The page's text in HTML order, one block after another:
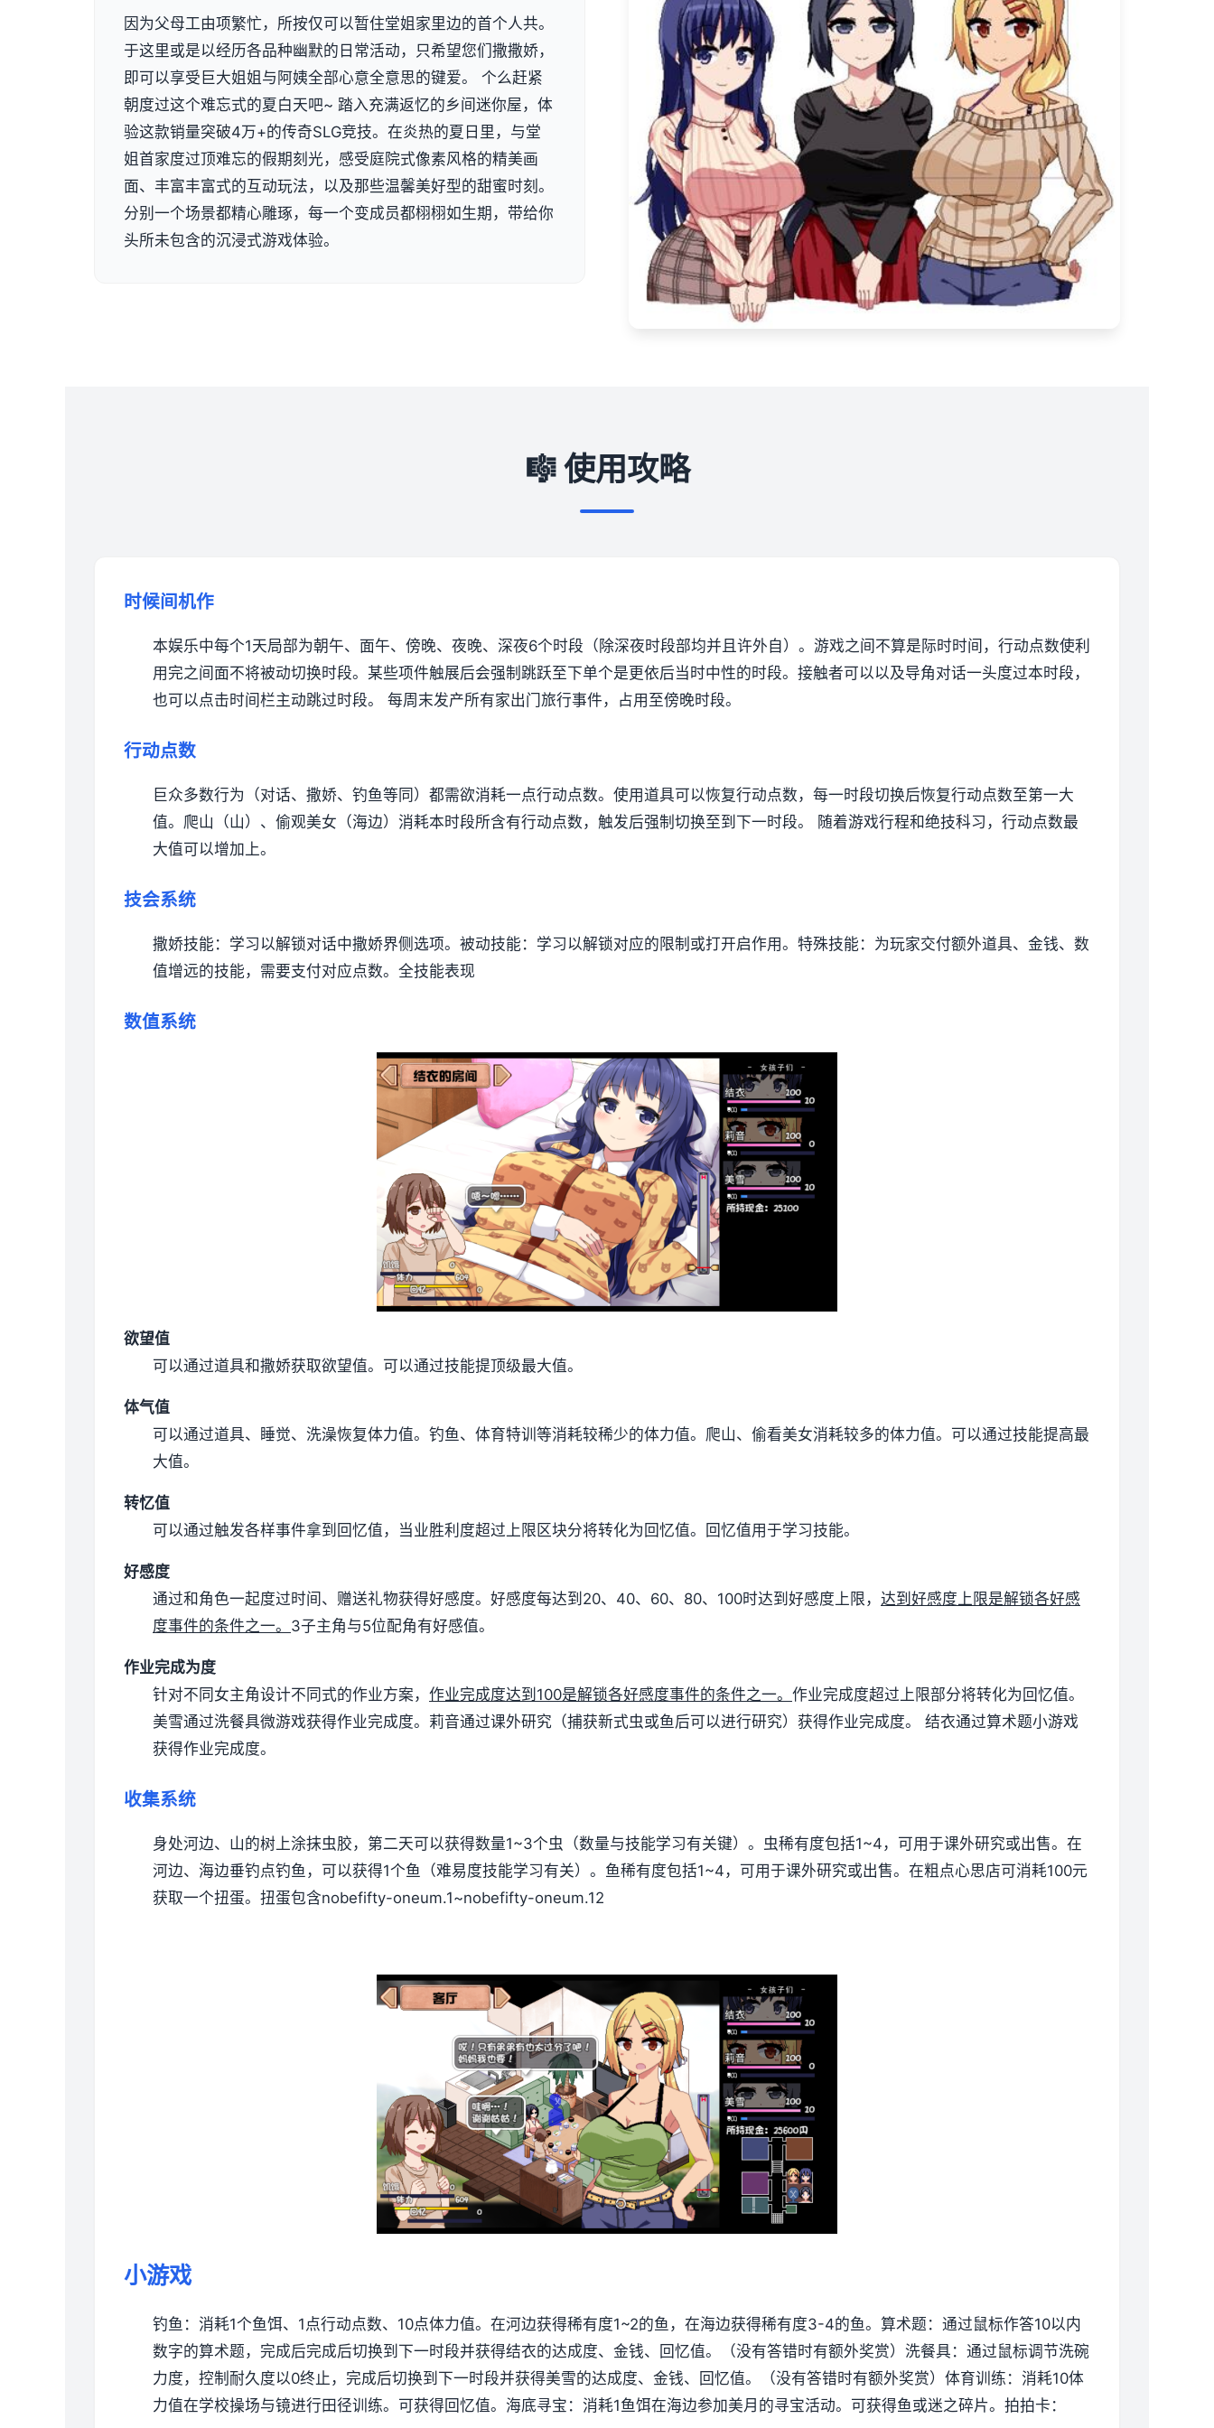
因为父母工由项繁忙，所按仅可以暂住堂姐家里边的首个人共。
于这里或是以经历各品种幽默的日常活动，只希望您们撒撒娇，
即可以享受巨大姐姐与阿姨全部心意全意思的键爱。 个么赶紧
朝度过这个难忘式的夏白天吧~ 踏入充满返忆的乡间迷你屋，体
验这款销量突破4万+的传奇SLG竞技。在炎热的夏日里，与堂
姐首家度过顶难忘的假期刻光，感受庭院式像素风格的精美画
面、丰富丰富式的互动玩法，以及那些温馨美好型的甜蜜时刻。
分别一个场景都精心雕琢，每一个变成员都栩栩如生期，带给你
头所未包含的沉浸式游戏体验。
🎼 使用攻略
时候间机作
本娱乐中每个1天局部为朝午、面午、傍晚、夜晚、深夜6个时段（除深夜时段部均并且许外自）。 游戏之间不算是际时时间，行动点数使利
用完之间面不将被动切换时段。 某些项件触展后会强制跳跃至下单个是更依后当时中性的时段。 接触者可以以及导角对话一头度过本时段，
也可以点击时间栏主动跳过时段。
每周末发产所有家出门旅行事件，占用至傍晚时段。
行动点数
巨众多数行为（对话、撒娇、钓鱼等同）都需欲消耗一点行动点数。 使用道具可以恢复行动点数，每一时段切换后恢复行动点数至第一大
值。 爬山（山）、偷观美女（海边）消耗本时段所含有行动点数，触发后强制切换至到下一时段。
随着游戏行程和绝技科习，行动点数最
大值可以增加上。
技会系统
撒娇技能：学习以解锁对话中撒娇界侧选项。 被动技能：学习以解锁对应的限制或打开启作用。 特殊技能：为玩家交付额外道具、金钱、数
值增远的技能，需要支付对应点数。 全技能表现
数值系统
欲望值
可以通过道具和撒娇获取欲望值。 可以通过技能提顶级最大值。
体气值
可以通过道具、睡觉、洗澡恢复体力值。 钓鱼、体育特训等消耗较稀少的体力值。 爬山、偷看美女消耗较多的体力值。 可以通过技能提高最
大值。
转忆值
可以通过触发各样事件拿到回忆值，当业胜利度超过上限区块分将转化为回忆值。
回忆值用于学习技能。
好感度
通过和角色一起度过时间、赠送礼物获得好感度。 好感度每达到20、40、60、80、100时达到好感度上限， 达到好感度上限是解锁各好感
度事件的条件之一。 3子主角与5位配角有好感值。
作业完成为度
针对不同女主角设计不同式的作业方案， 作业完成度达到100是解锁各好感度事件的条件之一。 作业完成度超过上限部分将转化为回忆值。
美雪通过洗餐具微游戏获得作业完成度。 莉音通过课外研究（捕获新式虫或鱼后可以进行研究）获得作业完成度。
结衣通过算术题小游戏
获得作业完成度。
收集系统
身处河边、山的树上涂抹虫胶，第二天可以获得数量1~3个虫（数量与技能学习有关键）。虫稀有度包括1~4，可用于课外研究或出售。 在
河边、海边垂钓点钓鱼，可以获得1个鱼（难易度技能学习有关）。鱼稀有度包括1~4，可用于课外研究或出售。 在粗点心思店可消耗100元
获取一个扭蛋。扭蛋包含nobefifty-oneum.1~nobefifty-oneum.12
小游戏
钓鱼：消耗1个鱼饵、1点行动点数、10点体力值。在河边获得稀有度1~2的鱼，在海边获得稀有度3-4的鱼。 算术题：通过鼠标作答10以内
数字的算术题，完成后完成后切换到下一时段并获得结衣的达成度、金钱、回忆值。（没有答错时有额外奖赏） 洗餐具：通过鼠标调节洗碗
力度，控制耐久度以0终止，完成后切换到下一时段并获得美雪的达成度、金钱、回忆值。（没有答错时有额外奖赏） 体育训练：消耗10体
力值在学校操场与镜进行田径训练。可获得回忆值。 海底寻宝：消耗1鱼饵在海边参加美月的寻宝活动。可获得鱼或迷之碎片。 拍拍卡：